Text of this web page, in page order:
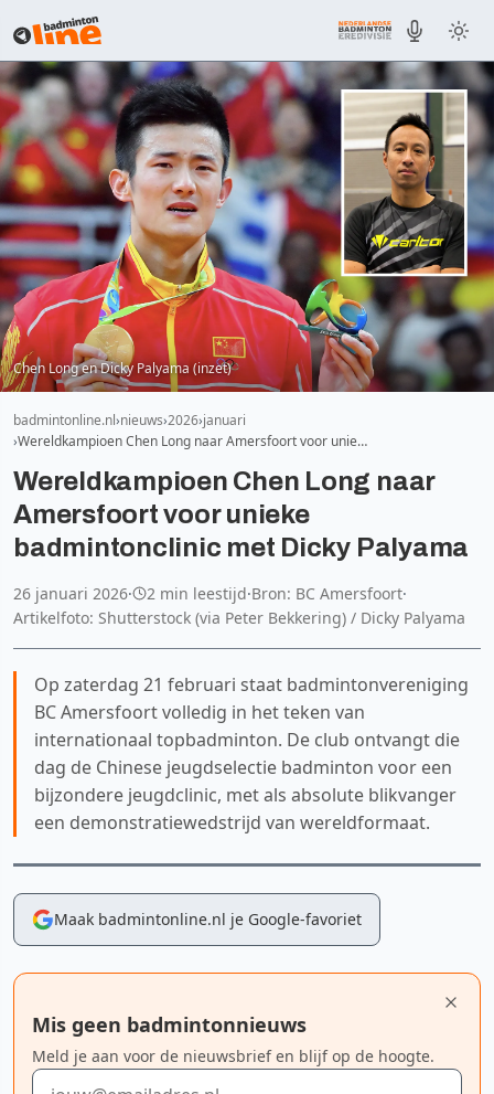
Chen Long en Dicky Palyama (inzet)
badmintonline.nl nieuws 2026 januari
Wereldkampioen Chen Long naar Amersfoort voor unie…
Wereldkampioen Chen Long naar
Amersfoort voor unieke
badmintonclinic met Dicky Palyama
26 januari 2026· 2 min leestijd·Bron: BC Amersfoort·
Artikelfoto: Shutterstock (via Peter Bekkering) / Dicky Palyama
Op zaterdag 21 februari staat badmintonvereniging
BC Amersfoort volledig in het teken van
internationaal topbadminton. De club ontvangt die
dag de Chinese jeugdselectie badminton voor een
bijzondere jeugdclinic, met als absolute blikvanger
een demonstratiewedstrijd van wereldformaat.
Maak badmintonline.nl je Google-favoriet
Mis geen badmintonnieuws
Meld je aan voor de nieuwsbrief en blijf op de hoogte.
E-mailadres